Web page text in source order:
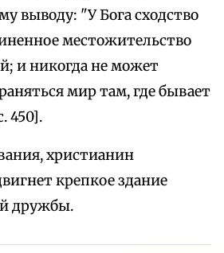
выводу: "У Бога сходство
местожительство
и никогда не может
мир там, где бывает
450].
христианин
крепкое здание
дружбы.